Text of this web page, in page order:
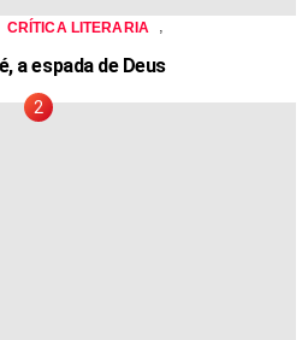
CRÍTICA LITERARIA ,
a espada de Deus